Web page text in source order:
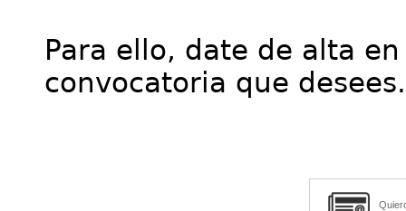
Para ello, date de alta
convocatoria que desees.